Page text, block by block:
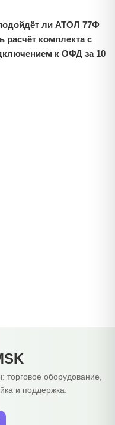
ли АТОЛ 77Ф
расчёт комплекта с
к ОФД за 10
торговое оборудование,
и поддержка.